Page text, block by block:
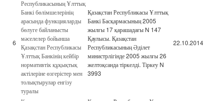
6
Республикасының Ұлттық
Банкі бөлімшелерінің
арасында функцияларды
бөлуге байланысты
мәселелер бойынша
Қазақстан Республикасы
Ұлттық Банкінің кейбір
нормативтік құқықтық
актілеріне өзгерістер мен
толықтырулар енгізу
туралы
Қазақстан Республикасы Ұлттық
Банкі Басқармасының 2005
жылғы 17 қарашадағы N 147
Қаулысы. Қазақстан
Республикасының Әділет
министрлігінде 2005 жылғы 26
желтоқсанда тіркелді. Тіркеу N
3993
22.10.2014